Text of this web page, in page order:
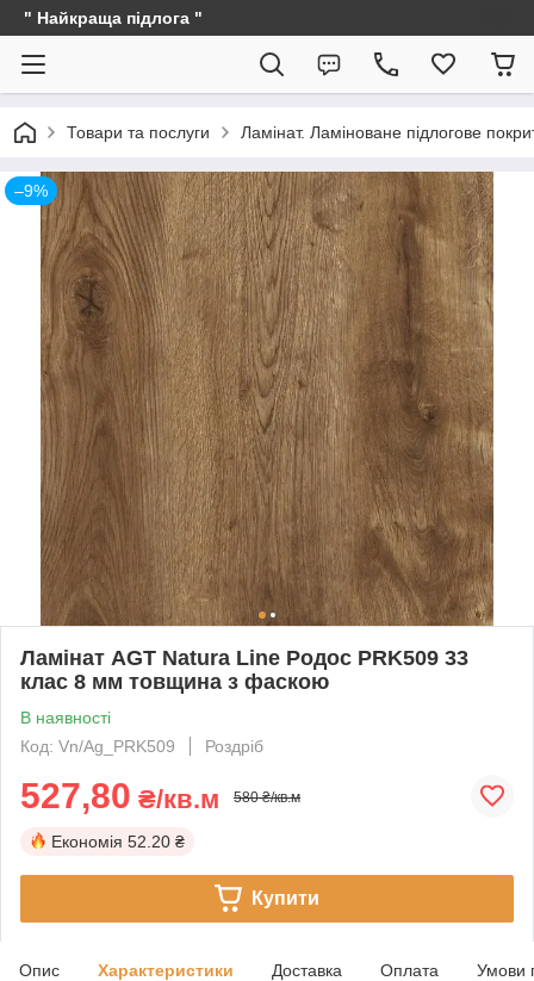
" Найкраща підлога "
Товари та послуги Ламінат. Ламіноване підлогове
–9%
Ламінат AGT Natura Line Родос PRK509 33
клас 8 мм товщина з фаскою
В наявності
Код: Vn/Ag_PRK509
Роздріб
527,80 ₴/кв.м 580 ₴/кв.м
Економія 52.20 ₴
Купити
Опис Характеристики Доставка Оплата Умови